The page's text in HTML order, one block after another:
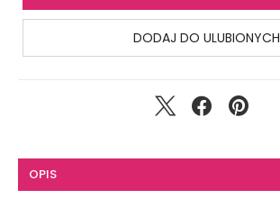
DODAJ DO ULUBIONYCH
OPIS